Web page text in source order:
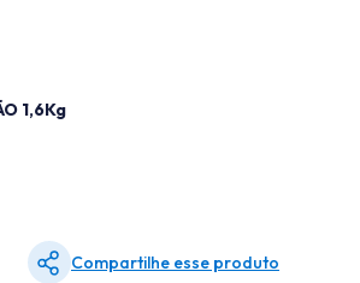
1,6Kg
Compartilhe esse produto